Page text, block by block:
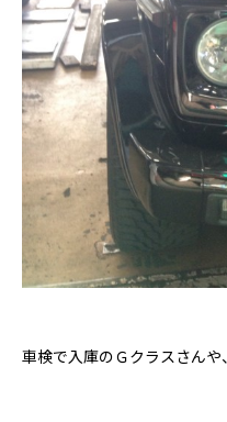
車検で入庫のＧクラスさんや、